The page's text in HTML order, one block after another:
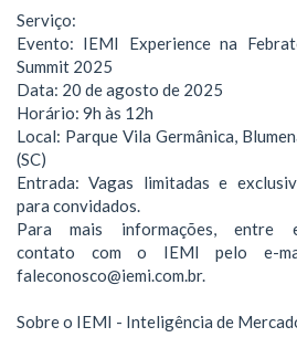
Serviço:
Evento: IEMI Experience na
Summit 2025
Data: 20 de agosto de 2025
Horário: 9h às 12h
Local: Parque Vila Germânica,
(SC)
Entrada: Vagas limitadas e
para convidados.
Para mais informações, entre
contato com o IEMI pelo e-
faleconosco@iemi.com.br.
Sobre o IEMI - Inteligência de